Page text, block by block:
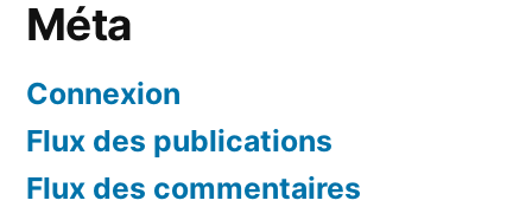
Méta
Connexion
Flux des publications
Flux des commentaires